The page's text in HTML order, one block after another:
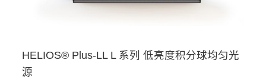
HELIOS® Plus-LL L 系列 低亮度积分球均匀光
源